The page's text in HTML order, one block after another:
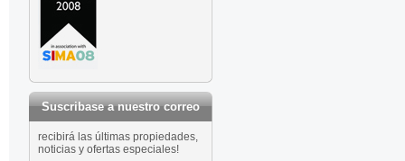
Suscribase a nuestro correo
recibirá las últimas propiedades,
noticias y ofertas especiales!